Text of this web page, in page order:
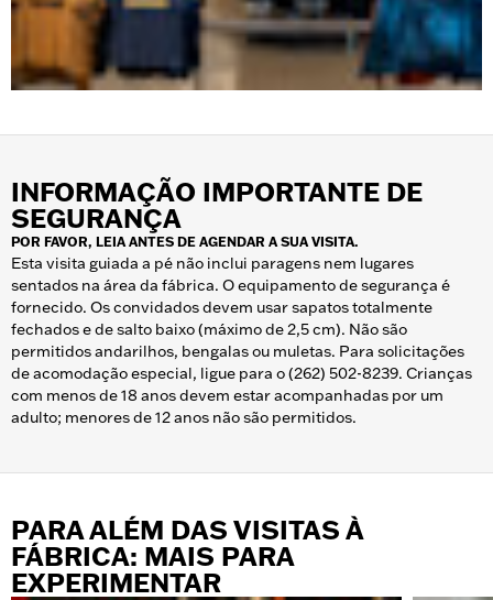
INFORMAÇÃO IMPORTANTE DE
SEGURANÇA
POR FAVOR, LEIA ANTES DE AGENDAR A SUA VISITA.
Esta visita guiada a pé não inclui paragens nem lugares
sentados na área da fábrica. O equipamento de segurança é
fornecido. Os convidados devem usar sapatos totalmente
fechados e de salto baixo (máximo de 2,5 cm). Não são
permitidos andarilhos, bengalas ou muletas. Para solicitações
de acomodação especial, ligue para o (262) 502-8239. Crianças
com menos de 18 anos devem estar acompanhadas por um
adulto; menores de 12 anos não são permitidos.
PARA ALÉM DAS VISITAS À
FÁBRICA: MAIS PARA
EXPERIMENTAR